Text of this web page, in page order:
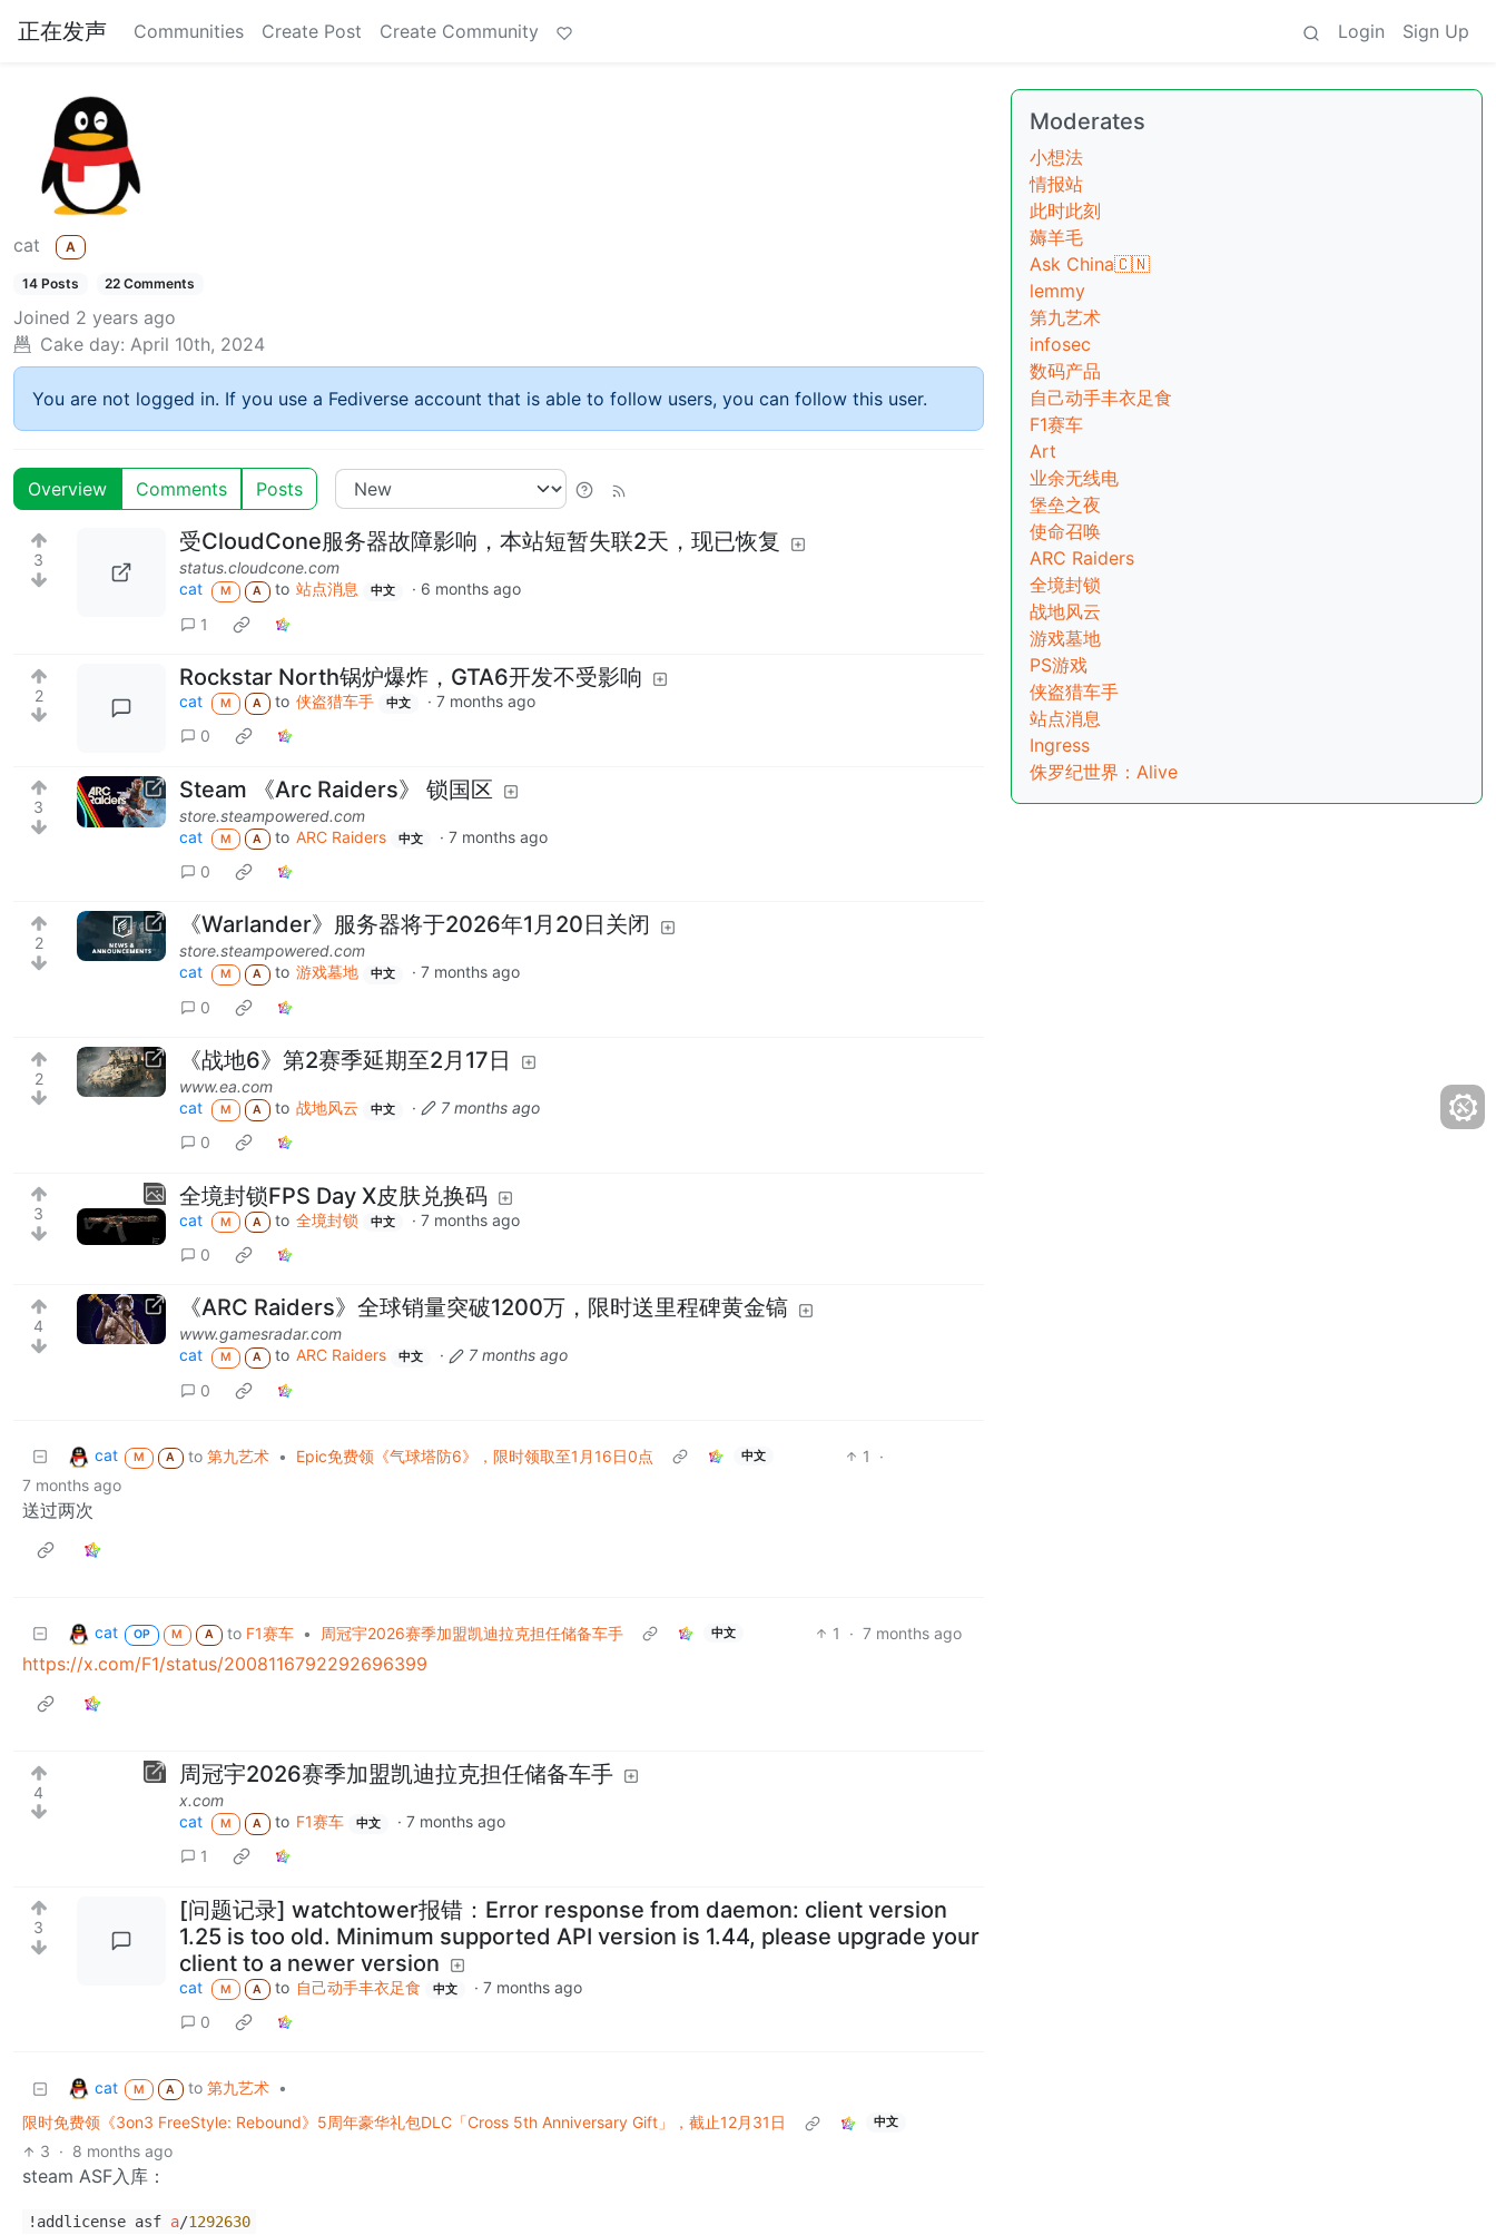
正在发声 Communities Create Post Create Community Login Sign Up
cat A
14 Posts 22 Comments
Joined 2 years ago
Cake day: April 10th, 2024
You are not logged in. If you use a Fediverse account that is able to follow users, you can follow this user.
Overview Comments Posts
3
受CloudCone服务器故障影响，本站短暂失联2天，现已恢复
status.cloudcone.com
cat
M A to 站点消息 中文 · 6 months ago
1
2
Rockstar North锅炉爆炸，GTA6开发不受影响
cat M A to 侠盗猎车手 中文 · 7 months ago
0
3
Steam 《Arc Raiders》 锁国区
store.steampowered.com
cat
M A to ARC Raiders 中文 · 7 months ago
0
2
《Warlander》服务器将于2026年1月20日关闭
store.steampowered.com
cat
M A to 游戏墓地 中文 · 7 months ago
0
2
《战地6》第2赛季延期至2月17日
www.ea.com
cat
M A to 战地风云 中文 ·
7 months ago
0
3
全境封锁FPS Day X皮肤兑换码
cat M A to 全境封锁 中文 · 7 months ago
0
4
《ARC Raiders》全球销量突破1200万，限时送里程碑黄金镐
www.gamesradar.com
cat
M A to ARC Raiders 中文 ·
7 months ago
0
cat M A to 第九艺术 • Epic免费领《气球塔防6》，限时领取至1月16日0点 中文 1
·
7 months ago
送过两次
cat OP M A to F1赛车 • 周冠宇2026赛季加盟凯迪拉克担任储备车手 中文 1 · 7 months ago
https://x.com/F1/status/2008116792292696399
4
周冠宇2026赛季加盟凯迪拉克担任储备车手
x.com
cat
M A to F1赛车 中文 · 7 months ago
1
3
[问题记录] watchtower报错：Error response from daemon: client version
1.25 is too old. Minimum supported API version is 1.44, please upgrade your
client to a newer version
cat M A to 自己动手丰衣足食 中文 · 7 months ago
0
cat M A to 第九艺术 •
限时免费领《3on3 FreeStyle: Rebound》5周年豪华礼包DLC「Cross 5th Anniversary Gift」，截止12月31日
中文
3 · 8 months ago
steam ASF入库：
!addlicense asf a/1292630
Moderates
小想法
情报站
此时此刻
薅羊毛
Ask China🇨🇳
lemmy
第九艺术
infosec
数码产品
自己动手丰衣足食
F1赛车
Art
业余无线电
堡垒之夜
使命召唤
ARC Raiders
全境封锁
战地风云
游戏墓地
PS游戏
侠盗猎车手
站点消息
Ingress
侏罗纪世界：Alive